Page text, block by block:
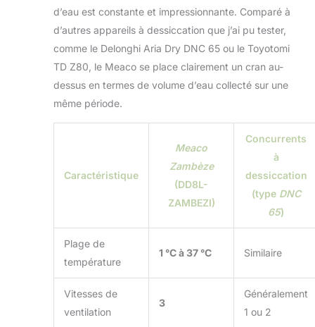
d’eau est constante et impressionnante. Comparé à
d’autres appareils à dessiccation que j’ai pu tester,
comme le Delonghi Aria Dry DNC 65 ou le Toyotomi
TD Z80, le Meaco se place clairement un cran au-
dessus en termes de volume d’eau collecté sur une
même période.
Caractéristique
Meaco
Zambèze
(DD8L-
ZAMBEZI)
Concurrents
à
dessiccation
(type DNC
65)
Plage de
température
1 °C à 37 °C Similaire
Vitesses de
ventilation
3
Généralement
1 ou 2